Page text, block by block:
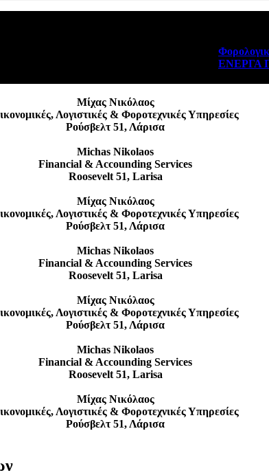
Φορολογικά
ΕΝΕΡΓΑ
Μίχας Νικόλαος
Λογιστικές & Φοροτεχνικές Υπηρεσίες
Ρούσβελτ 51, Λάρισα
Michas Nikolaos
Financial & Accounding Services
Roosevelt 51, Larisa
Μίχας Νικόλαος
Λογιστικές & Φοροτεχνικές Υπηρεσίες
Ρούσβελτ 51, Λάρισα
Michas Nikolaos
Financial & Accounding Services
Roosevelt 51, Larisa
Μίχας Νικόλαος
Λογιστικές & Φοροτεχνικές Υπηρεσίες
Ρούσβελτ 51, Λάρισα
Michas Nikolaos
Financial & Accounding Services
Roosevelt 51, Larisa
Μίχας Νικόλαος
Λογιστικές & Φοροτεχνικές Υπηρεσίες
Ρούσβελτ 51, Λάρισα